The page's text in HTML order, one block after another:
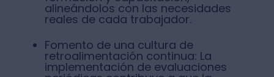
alineándolos con las necesidades
reales de cada trabajador.
Fomento de una cultura de
retroalimentación continua: La
implementación de evaluaciones